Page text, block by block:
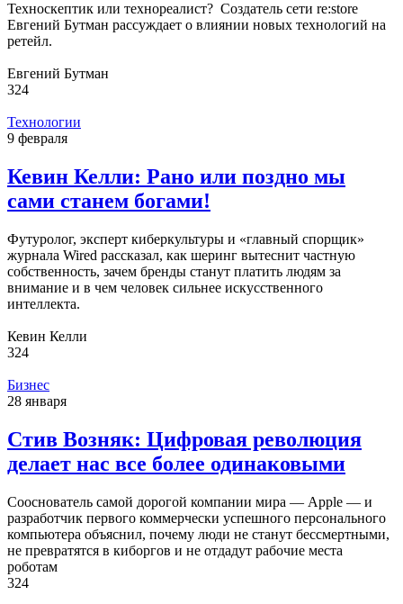
Техноскептик или технореалист? Создатель сети re:store
Евгений Бутман рассуждает о влиянии новых технологий на
ретейл.
Евгений Бутман
324
Технологии
9 февраля
Кевин Келли: Рано или поздно мы
сами станем богами!
Футуролог, эксперт киберкультуры и «главный спорщик»
журнала Wired рассказал, как шеринг вытеснит частную
собственность, зачем бренды станут платить людям за
внимание и в чем человек сильнее искусственного
интеллекта.
Кевин Келли
324
Бизнес
28 января
Стив Возняк: Цифровая революция
делает нас все более одинаковыми
Сооснователь самой дорогой компании мира — Apple — и
разработчик первого коммерчески успешного персонального
компьютера объяснил, почему люди не станут бессмертными,
не превратятся в киборгов и не отдадут рабочие места
роботам
324